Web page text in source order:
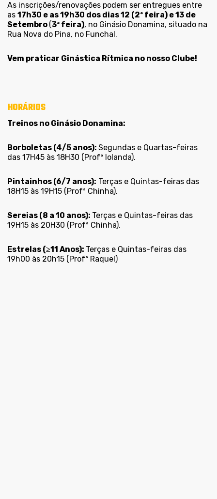
As inscrições/renovações podem ser entregues entre
as 17h30 e as 19h30 dos dias 12 (2ª feira) e 13 de
Setembro (3ª feira), no Ginásio Donamina, situado na
Rua Nova do Pina, no Funchal.
Vem praticar Ginástica Rítmica no nosso Clube!
HORÁRIOS
Treinos no Ginásio Donamina:
Borboletas (4/5 anos): Segundas e Quartas-feiras
das 17H45 às 18H30 (Profª Iolanda).
Pintainhos (6/7 anos): Terças e Quintas-feiras das
18H15 às 19H15 (Profª Chinha).
Sereias (8 a 10 anos): Terças e Quintas-feiras das
19H15 às 20H30 (Profª Chinha).
Estrelas (≥11 Anos): Terças e Quintas-feiras das
19h00 às 20h15 (Profª Raquel)